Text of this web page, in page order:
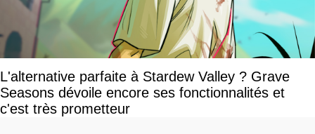
L'alternative parfaite à Stardew Valley ? Grave
Seasons dévoile encore ses fonctionnalités et
c'est très prometteur